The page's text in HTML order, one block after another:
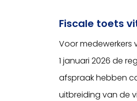
Fiscale toets
Voor medewerkers
1 januari 2026 de
afspraak hebben
uitbreiding van de